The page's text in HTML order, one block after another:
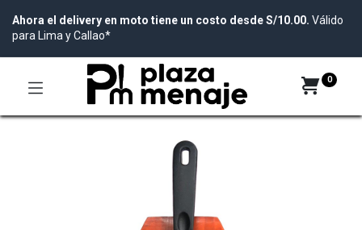
Ahora el delivery en moto tiene un costo desde S/10.00. Válido
para Lima y Callao*
0